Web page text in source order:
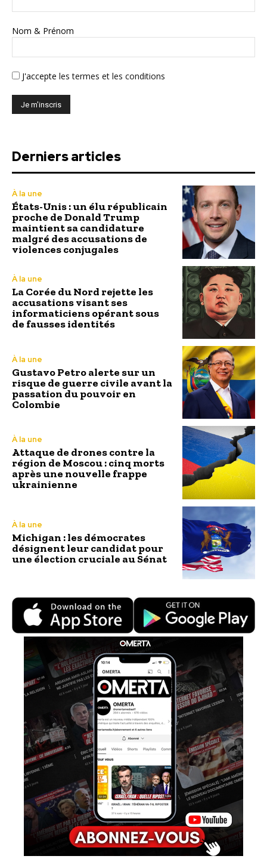
Nom & Prénom
J'accepte les termes et les conditions
Derniers articles
À la une
États-Unis : un élu républicain
proche de Donald Trump
maintient sa candidature
malgré des accusations de
violences conjugales
À la une
La Corée du Nord rejette les
accusations visant ses
informaticiens opérant sous
de fausses identités
À la une
Gustavo Petro alerte sur un
risque de guerre civile avant la
passation du pouvoir en
Colombie
À la une
Attaque de drones contre la
région de Moscou : cinq morts
après une nouvelle frappe
ukrainienne
À la une
Michigan : les démocrates
désignent leur candidat pour
une élection cruciale au Sénat